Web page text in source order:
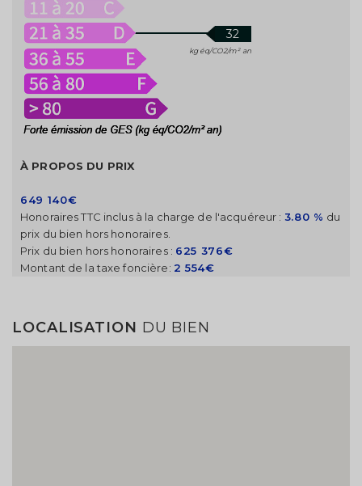
32
kg éq/CO2/m² an
À PROPOS DU PRIX
649 140€
Honoraires TTC inclus à la charge de l'acquéreur : 3.80 % du
prix du bien hors honoraires.
Prix du bien hors honoraires : 625 376€
Montant de la taxe foncière: 2 554€
LOCALISATION DU BIEN